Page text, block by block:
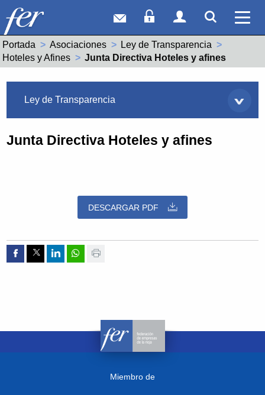
Correo webAcceso Socios
Acceso
Portada Asociaciones
Ley de Transparencia
Hoteles y Afines
Actual:
Junta Directiva Hoteles y afines
Ley de Transparencia
Junta Directiva Hoteles y afines
DESCARGAR PDF
Compartir por Facebook
Compartir por Twitter
Compartir por Linkedin
Compartir por whatsapp
Imprimir
Miembro de